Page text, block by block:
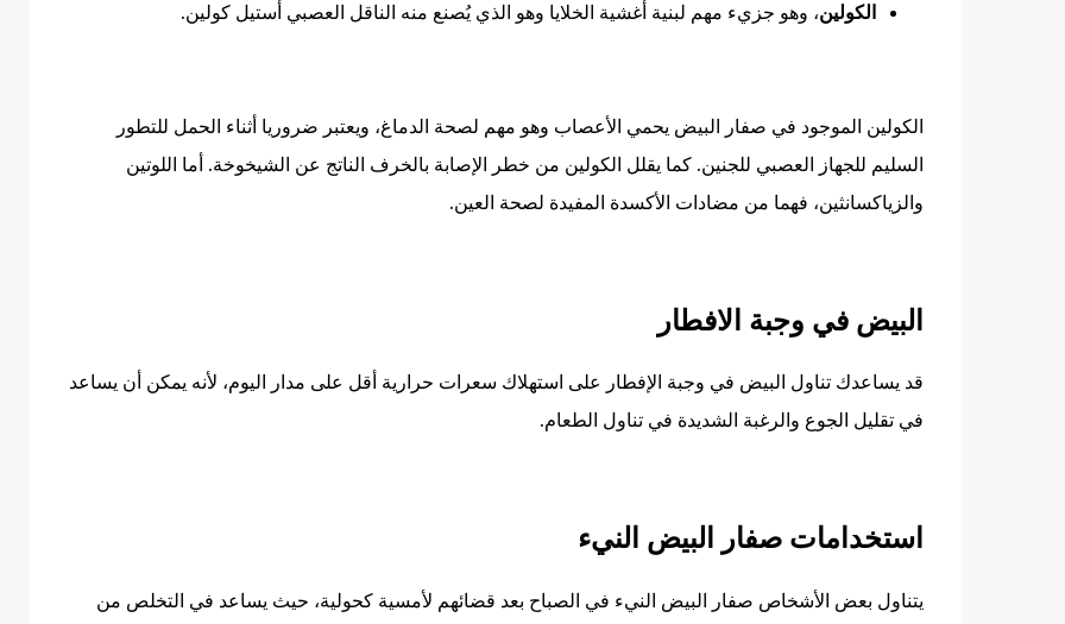
الكولين، وهو جزيء مهم لبنية أغشية الخلايا وهو الذي يُصنع منه الناقل العصبي أستيل كولين.
الكولين الموجود في صفار البيض يحمي الأعصاب وهو مهم لصحة الدماغ، ويعتبر ضروريا أثناء الحمل للتطور
السليم للجهاز العصبي للجنين. كما يقلل الكولين من خطر الإصابة بالخرف الناتج عن الشيخوخة. أما اللوتين
والزياكسانثين، فهما من مضادات الأكسدة المفيدة لصحة العين.
البيض في وجبة الافطار
قد يساعدك تناول البيض في وجبة الإفطار على استهلاك سعرات حرارية أقل على مدار اليوم، لأنه يمكن أن يساعد
في تقليل الجوع والرغبة الشديدة في تناول الطعام.
استخدامات صفار البيض النيء
يتناول بعض الأشخاص صفار البيض النيء في الصباح بعد قضائهم لأمسية كحولية، حيث يساعد في التخلص من